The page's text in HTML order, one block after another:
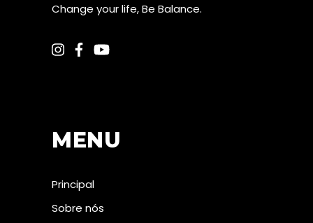
Change your life, Be Balance.
MENU
Principal
Sobre nós